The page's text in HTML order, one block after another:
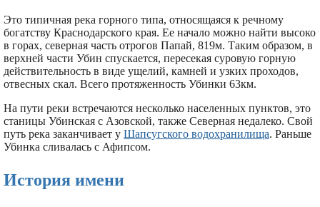
Это типичная река горного типа, относящаяся к речному
богатству Краснодарского края. Ее начало можно найти высоко
в горах, северная часть отрогов Папай, 819м. Таким образом, в
верхней части Убин спускается, пересекая суровую горную
действительность в виде ущелий, камней и узких проходов,
отвесных скал. Всего протяженность Убинки 63км.
На пути реки встречаются несколько населенных пунктов, это
станицы Убинская с Азовской, также Северная недалеко. Свой
путь река заканчивает у Шапсугского водохранилища. Раньше
Убинка сливалась с Афипсом.
История имени